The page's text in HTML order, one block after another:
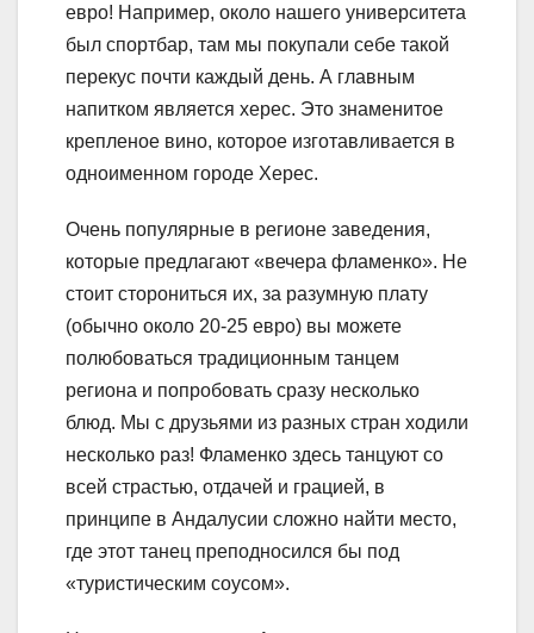
евро! Например, около нашего университета
был спортбар, там мы покупали себе такой
перекус почти каждый день. А главным
напитком является херес. Это знаменитое
крепленое вино, которое изготавливается в
одноименном городе Херес.
Очень популярные в регионе заведения,
которые предлагают «вечера фламенко». Не
стоит сторониться их, за разумную плату
(обычно около 20-25 евро) вы можете
полюбоваться традиционным танцем
региона и попробовать сразу несколько
блюд. Мы с друзьями из разных стран ходили
несколько раз! Фламенко здесь танцуют со
всей страстью, отдачей и грацией, в
принципе в Андалусии сложно найти место,
где этот танец преподносился бы под
«туристическим соусом».